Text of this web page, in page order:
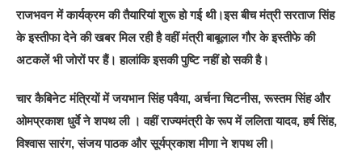
राजभवन में कार्यक्रम की तैयारियां शुरू हो गई थी।इस बीच मंत्री सरताज सिंह
के इस्तीफा देने की खबर मिल रही है वहीं मंत्री बाबूलाल गौर के इस्तीफे की
अटकलें भी जाेरों पर हैं। हालांकि इसकी पुष्टि नहीं हो सकी है।
चार कैबिनेट मंत्रियों में जयभान सिंह पवैया, अर्चना चिटनीस, रूस्तम सिंह और
ओमप्रकाश धुर्वे ने शपथ ली । वहीं राज्यमंत्री के रूप में ललिता यादव, हर्ष सिंह,
विश्वास सारंग, संजय पाठक और सूर्यप्रकाश मीणा ने शपथ ली।